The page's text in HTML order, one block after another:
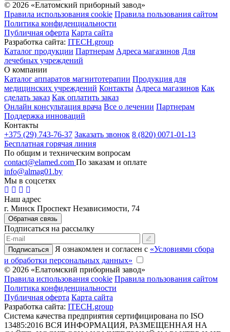
© 2026 «Елатомский приборный завод»
Правила использования cookie Правила пользования сайтом
Политика конфиденциальности
Публичная оферта Карта сайта
Разработка сайта: ITECH.group
Каталог продукции Партнерам Адреса магазинов Для
лечебных учреждений
О компании
Каталог аппаратов магнитотерапии Продукция для
медицинских учреждений Контакты Адреса магазинов Как
сделать заказ Как оплатить заказ
Онлайн консультация врача Все о лечении Партнерам
Поддержка инноваций
Контакты
+375 (29) 743-76-37 Заказать звонок 8 (820) 0071-01-13
Бесплатная горячая линия
По общим и техническим вопросам
contact@elamed.com По заказам и оплате
info@almag01.by
Мы в соцсетях
Наш адрес
г. Минск Проспект Независимости, 74
Обратная связь
Подписаться на рассылку
Подписаться Я ознакомлен и согласен с «Условиями сбора
и обработки персональных данных»
© 2026 «Елатомский приборный завод»
Правила использования cookie Правила пользования сайтом
Политика конфиденциальности
Публичная оферта Карта сайта
Разработка сайта: ITECH.group
Система качества предприятия сертифицирована по ISO
13485:2016 ВСЯ ИНФОРМАЦИЯ, РАЗМЕЩЕННАЯ НА